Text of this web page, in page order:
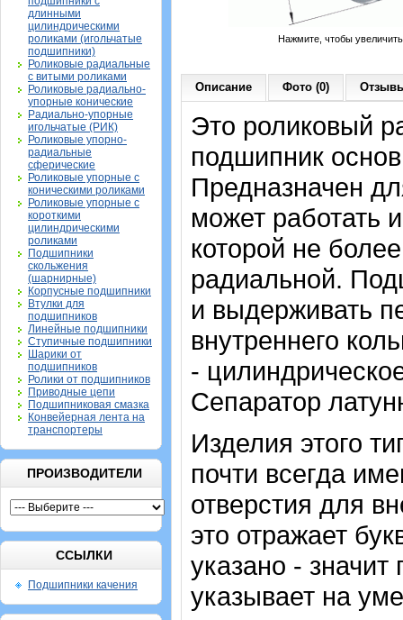
длинными
цилиндрическими
роликами (игольчатые
подшипники)
Роликовые радиальные
с витыми роликами
Роликовые радиально-
упорные конические
Радиально-упорные
игольчатые (РИК)
Роликовые упорно-
радиальные
сферические
Роликовые упорные с
коническими роликами
Роликовые упорные с
короткими
цилиндрическими
роликами
Подшипники
скольжения
(шарнирные)
Корпусные подшипники
Втулки для
подшипников
Линейные подшипники
Ступичные подшипники
Шарики от
подшипников
Ролики от подшипников
Приводные цепи
Подшипниковая смазка
Конвейерная лента на
транспортеры
ПРОИЗВОДИТЕЛИ
ССЫЛКИ
Подшипники качения
Нажмите, чтобы увеличить
Описание Фото (0)
Это роликовый
подшипник
Предназначен
может работать
которой не
радиальной.
и выдерживать
внутреннего
-
Сепаратор
Изделия этого
почти всегда
отверстия для
это отражает
указано - значит
указывает на